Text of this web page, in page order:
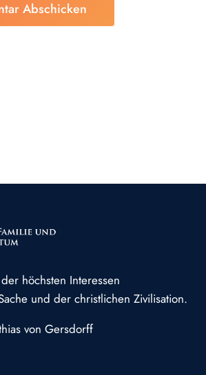
höchsten Interessen
und der christlichen Zivilisation.
von Gersdorff